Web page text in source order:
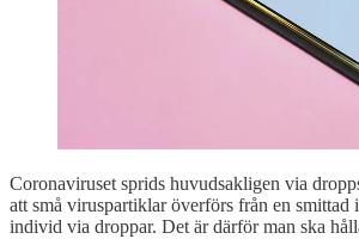
Coronaviruset sprids huvudsakligen via
att små viruspartiklar överförs från en smittad
individ via droppar. Det är därför man ska